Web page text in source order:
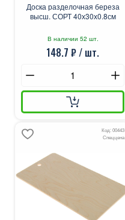
Доска разделочная береза
высш. СОРТ 40х30х0.8см
В наличии 52 шт.
148.7 ₽ / шт.
Код: 00443
Спеццена